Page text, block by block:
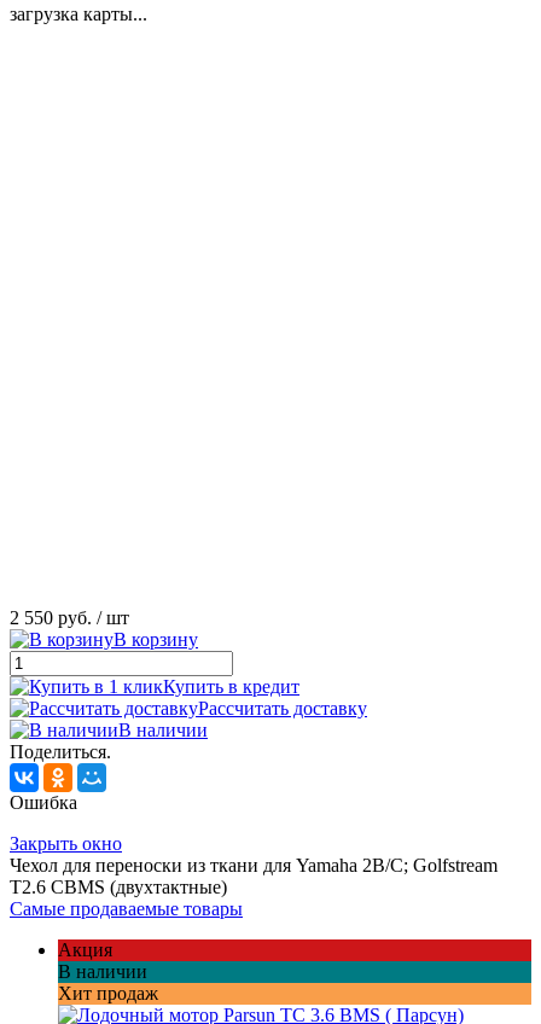
загрузка карты...
2 550 руб. / шт
В корзину
Купить в кредит
Рассчитать доставку
В наличии
Поделиться.
Ошибка
Закрыть окно
Чехол для переноски из ткани для Yamaha 2B/C; Golfstream
T2.6 CBMS (двухтактные)
Самые продаваемые товары
Акция
В наличии
Хит продаж